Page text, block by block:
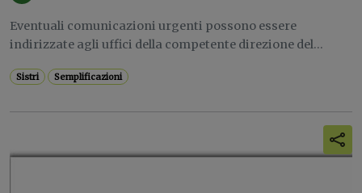
Eventuali comunicazioni urgenti possono essere
indirizzate agli uffici della competente direzione del...
Sistri Semplificazioni